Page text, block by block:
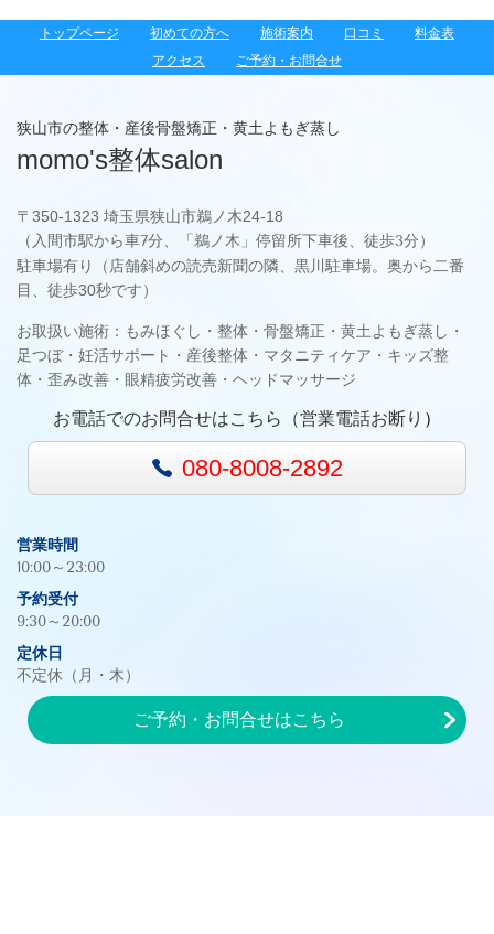
トップページ 初めての方へ 施術案内 口コミ
料金表
アクセス
ご予約・お問合せ
狭山市の整体・産後骨盤矯正・黄土よもぎ蒸し
momo's整体salon
〒 350-1323 埼玉県狭山市鵜ノ木24-18
（入間市駅から車7分、「鵜ノ木」停留所下車後、徒歩3分）
駐車場有り（店舗斜めの読売新聞の隣、黒川駐車場。奥から二番
目、徒歩30秒です）
お取扱い施術：もみほぐし・整体・骨盤矯正・黄土よもぎ蒸し・
足つぼ・妊活サポート・産後整体・マタニティケア・キッズ整
体・歪み改善・眼精疲労改善・ヘッドマッサージ
お電話でのお問合せはこちら（営業電話お断り ）
080-8008-2892
営業時間
10:00～23:00
予約受付
9:30～20:00
定休日
不定休（月・木）
ご予約・お問合せはこちら